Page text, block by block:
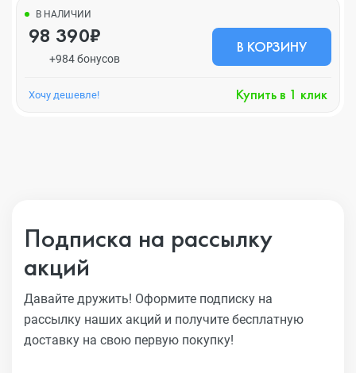
В НАЛИЧИИ
98 390₽
+984 бонусов
В КОРЗИНУ
Хочу дешевле! Купить в 1 клик
Подписка на рассылку
акций
Давайте дружить! Оформите подписку на
рассылку наших акций и получите бесплатную
доставку на свою первую покупку!